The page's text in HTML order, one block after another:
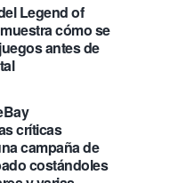
Legend of
cómo se
antes de
críticas
campaña de
costándoles